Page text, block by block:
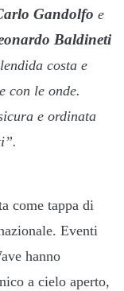
Gandolfo e
Baldineti
costa e
con le onde.
e ordinata
come tappa di
Eventi
hanno
a cielo aperto,